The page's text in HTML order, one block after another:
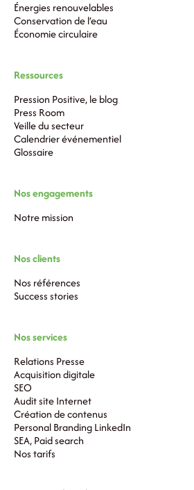
Énergies renouvelables
Conservation de l’eau
Économie circulaire
Ressources
Pression Positive, le blog
Press Room
Veille du secteur
Calendrier événementiel
Glossaire
Nos engagements
Notre mission
Nos clients
Nos références
Success stories
Nos services
Relations Presse
Acquisition digitale
SEO
Audit site Internet
Création de contenus
Personal Branding LinkedIn
SEA, Paid search
Nos tarifs